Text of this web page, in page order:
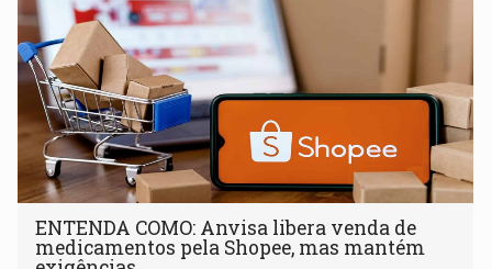
ENTENDA COMO: Anvisa libera venda de
medicamentos pela Shopee, mas mantém